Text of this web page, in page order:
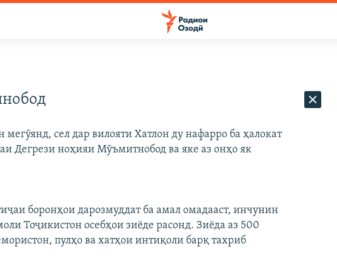
сел дар вилояти Хатлон ду нафарро ба ҳалокат
Дегрези ноҳияи Мӯъмитнобод ва яке аз онҳо як
боронҳои дарозмуддат ба амал омадааст, инчунин
Тоҷикистон осебҳои зиёде расонд. Зиёда аз 500
пулҳо ва хатҳои интиқоли барқ тахриб